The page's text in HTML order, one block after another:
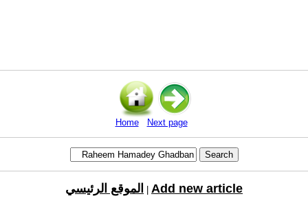
Home Next page
الموقع الرئيسي Add new article